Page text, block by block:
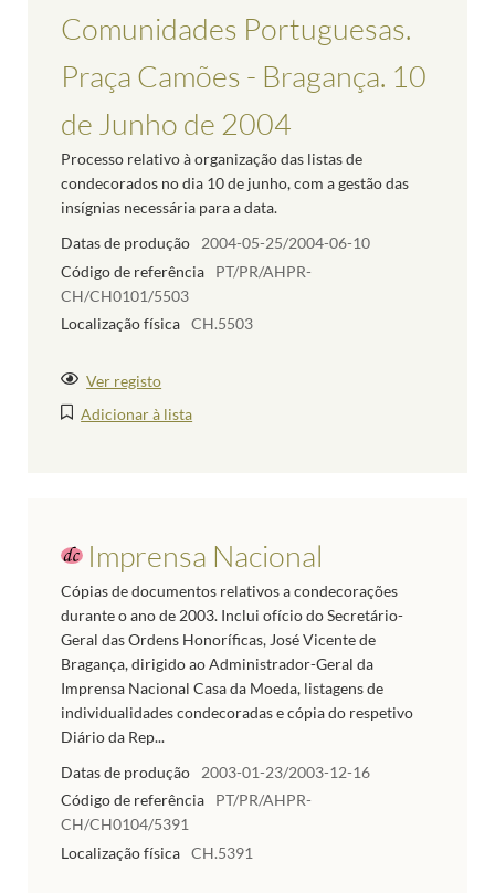
Comunidades Portuguesas.
Praça Camões - Bragança. 10
de Junho de 2004
Processo relativo à organização das listas de
condecorados no dia 10 de junho, com a gestão das
insígnias necessária para a data.
Datas de produção
2004-05-25/2004-06-10
Código de referência
PT/PR/AHPR-
CH/CH0101/5503
Localização física CH.5503
Ver registo
Adicionar à lista
Imprensa Nacional
Cópias de documentos relativos a condecorações
durante o ano de 2003. Inclui ofício do Secretário-
Geral das Ordens Honoríficas, José Vicente de
Bragança, dirigido ao Administrador-Geral da
Imprensa Nacional Casa da Moeda, listagens de
individualidades condecoradas e cópia do respetivo
Diário da Rep...
Datas de produção
2003-01-23/2003-12-16
Código de referência
PT/PR/AHPR-
CH/CH0104/5391
Localização física CH.5391